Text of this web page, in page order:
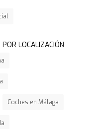
LOCALIZACIÓN
Coches en Málaga